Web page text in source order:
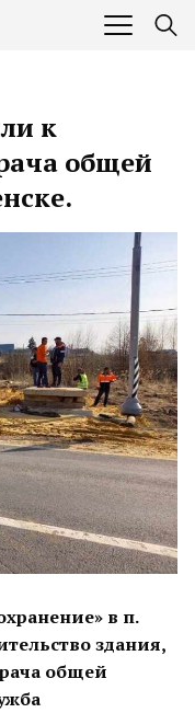
к
общей
в п.
здания,
общей